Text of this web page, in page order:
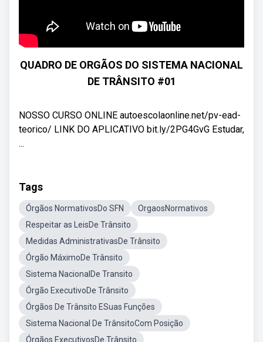
QUADRO DE ORGÃOS DO SISTEMA NACIONAL
DE TRÂNSITO #01
NOSSO CURSO ONLINE autoescolaonline.net/pv-ead-
teorico/ LINK DO APLICATIVO bit.ly/2PG4GvG Estudar,
...
Tags
Órgãos NormativosDo SFN
OrgaosNormativos
Respeitar as LeisDe Trânsito
Medidas AdministrativasDe Trânsito
Órgão MáximoDe Trânsito
Sistema NacionalDe Transito
Órgão ExecutivoDe Trânsito
Órgãos De Trânsito ESuas Funções
Sistema Nacional De TrânsitoCom Posição
Órgãos ExecutivosDe Trânsito